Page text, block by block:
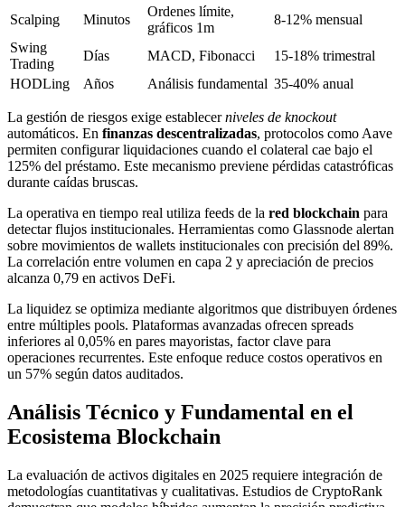
Scalping
Minutos
Ordenes límite,
gráficos 1m
8-12% mensual
Swing
Trading
Días MACD, Fibonacci
15-18% trimestral
HODLing
Años Análisis fundamental 35-40% anual
La gestión de riesgos exige establecerniveles de knockout
automáticos. En finanzas descentralizadas, protocolos como Aave
permiten configurar liquidaciones cuando el colateral cae bajo el
125% del préstamo. Este mecanismo previene pérdidas catastróficas
durante caídas bruscas.
La operativa en tiempo real utiliza feeds de la red blockchain para
detectar flujos institucionales. Herramientas como Glassnode alertan
sobre movimientos de wallets institucionales con precisión del 89%.
La correlación entre volumen en capa 2 y apreciación de precios
alcanza 0,79 en activos DeFi.
La liquidez se optimiza mediante algoritmos que distribuyen órdenes
entre múltiples pools. Plataformas avanzadas ofrecen spreads
inferiores al 0,05% en pares mayoristas, factor clave para
operaciones recurrentes. Este enfoque reduce costos operativos en
un 57% según datos auditados.
Análisis Técnico y Fundamental en el
Ecosistema Blockchain
La evaluación de activos digitales en 2025 requiere integración de
metodologías cuantitativas y cualitativas. Estudios de CryptoRank